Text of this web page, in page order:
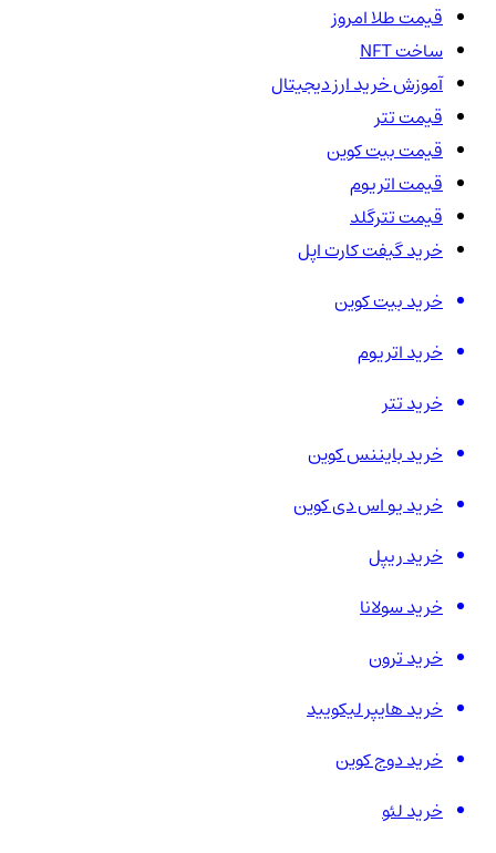
قیمت طلا امروز
ساخت NFT
آموزش خرید ارز دیجیتال
قیمت تتر
قیمت بیت کوین
قیمت اتریوم
قیمت تترگلد
خرید گیفت کارت اپل
خرید بیت کوین
خرید اتریوم
خرید تتر
خرید بایننس کوین
خرید یو اس دی کوین
خرید ریپل
خرید سولانا
خرید ترون
خرید هایپر لیکویید
خرید دوج کوین
خرید لئو